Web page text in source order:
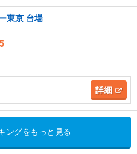
東京 台場
詳細
ングをもっと見る